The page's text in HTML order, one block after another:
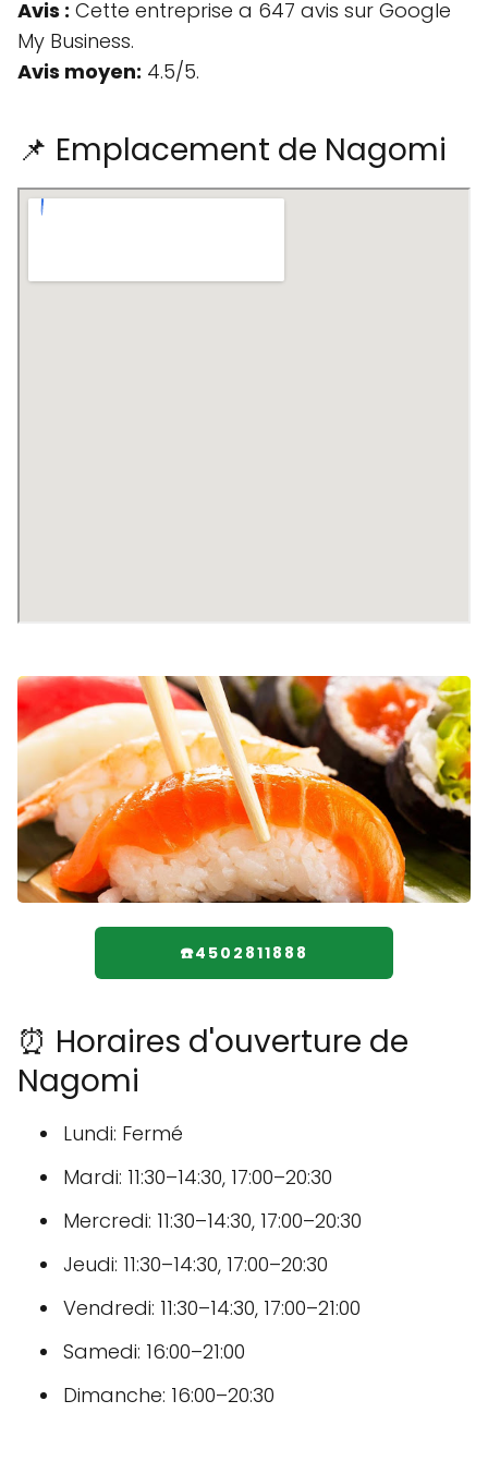
Avis : Cette entreprise a 647 avis sur Google
My Business.
Avis moyen: 4.5/5.
📌 Emplacement de Nagomi
☎️4502811888
⏰ Horaires d'ouverture de
Nagomi
Lundi: Fermé
Mardi: 11:30–14:30, 17:00–20:30
Mercredi: 11:30–14:30, 17:00–20:30
Jeudi: 11:30–14:30, 17:00–20:30
Vendredi: 11:30–14:30, 17:00–21:00
Samedi: 16:00–21:00
Dimanche: 16:00–20:30